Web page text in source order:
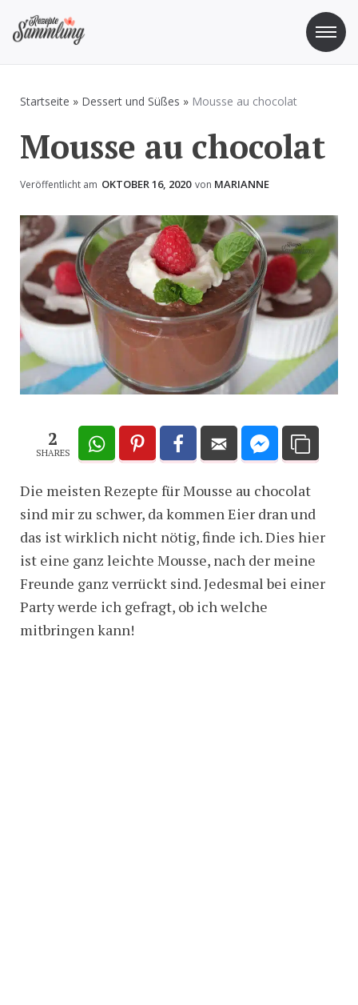
Inhalt
Startseite » Dessert und Süßes » Mousse au chocolat
Mousse au chocolat
Veröffentlicht am OKTOBER 16, 2020 von MARIANNE
2
SHARES
Die meisten Rezepte für Mousse au chocolat
sind mir zu schwer, da kommen Eier dran und
das ist wirklich nicht nötig, finde ich. Dies hier
ist eine ganz leichte Mousse, nach der meine
Freunde ganz verrückt sind. Jedesmal bei einer
Party werde ich gefragt, ob ich welche
mitbringen kann!